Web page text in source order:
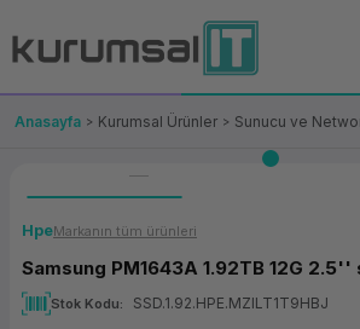
Geri Dön
Geri Dön
OT/VT
Fiş Yazıcı
Geri Dön
Geri Dön
Çözümleri
Geri Dön
Geri Dön
Geri Dön
Ürünler
Anasayfa Kurumsal Ürünler Sunucu ve
HpeMarkanın tüm ürünleri
Samsung PM1643A 1.92TB 12G 2.5''
Stok Kodu SSD.1.92.HPE.MZILT1T9HBJ